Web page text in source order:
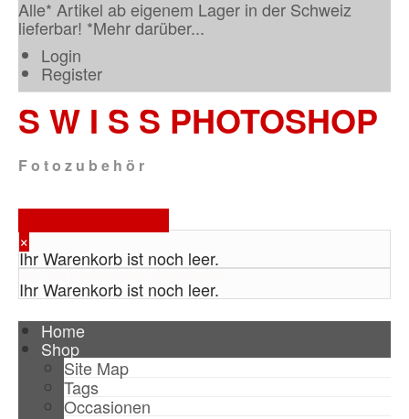
Alle* Artikel ab eigenem Lager in der Schweiz
lieferbar! *Mehr darüber...
Login
Register
S W I S S PHOTOSHOP
F o t o z u b e h ö r
×
Ihr Warenkorb ist noch leer.
Ihr Warenkorb ist noch leer.
Home
Shop
Site Map
Tags
Occasionen